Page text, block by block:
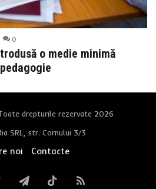
0
o medie minimă
drepturile rezervate 2026
SRL, str. Cornului 3/3
noi Contacte
TwitterTelegramTikTokRSS